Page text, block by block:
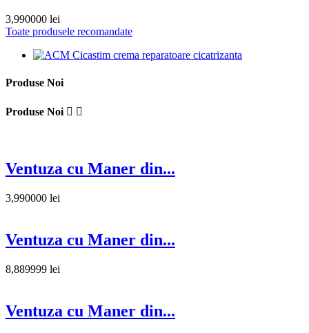
3,990000 lei
Toate produsele recomandate
Produse Noi
Produse Noi  
Ventuza cu Maner din...
3,990000 lei
Ventuza cu Maner din...
8,889999 lei
Ventuza cu Maner din...